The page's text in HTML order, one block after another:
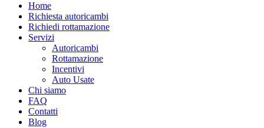
Home
Richiesta autoricambi
Richiedi rottamazione
Servizi
Autoricambi
Rottamazione
Incentivi
Auto Usate
Chi siamo
FAQ
Contatti
Blog